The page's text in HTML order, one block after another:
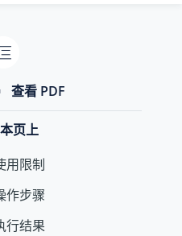
查看 PDF
页上
用限制
作步骤
行结果